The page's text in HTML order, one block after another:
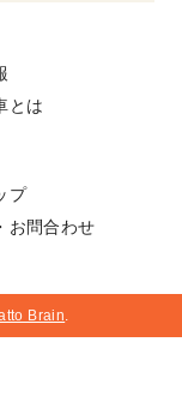
とは
プ
お問合わせ
Brain.